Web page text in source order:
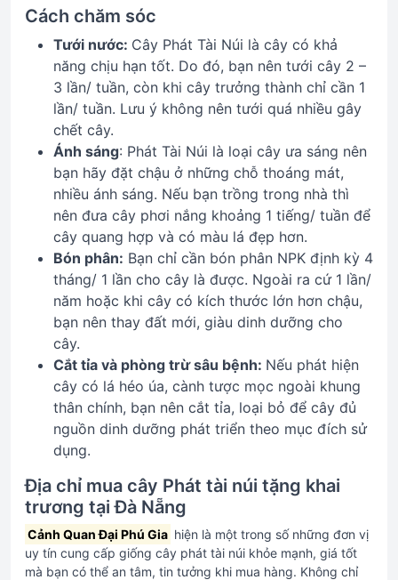
Cách chăm sóc
Tưới nước: Cây Phát Tài Núi là cây có khả
năng chịu hạn tốt. Do đó, bạn nên tưới cây 2 –
3 lần/ tuần, còn khi cây trưởng thành chỉ cần 1
lần/ tuần. Lưu ý không nên tưới quá nhiều gây
chết cây.
Ánh sáng: Phát Tài Núi là loại cây ưa sáng nên
bạn hãy đặt chậu ở những chỗ thoáng mát,
nhiều ánh sáng. Nếu bạn trồng trong nhà thì
nên đưa cây phơi nắng khoảng 1 tiếng/ tuần để
cây quang hợp và có màu lá đẹp hơn.
Bón phân: Bạn chỉ cần bón phân NPK định kỳ 4
tháng/ 1 lần cho cây là được. Ngoài ra cứ 1 lần/
năm hoặc khi cây có kích thước lớn hơn chậu,
bạn nên thay đất mới, giàu dinh dưỡng cho
cây.
Cắt tỉa và phòng trừ sâu bệnh: Nếu phát hiện
cây có lá héo úa, cành tược mọc ngoài khung
thân chính, bạn nên cắt tỉa, loại bỏ để cây đủ
nguồn dinh dưỡng phát triển theo mục đích sử
dụng.
Địa chỉ mua cây Phát tài núi tặng khai
trương tại Đà Nẵng
Cảnh Quan Đại Phú Gia hiện là một trong số những đơn vị
uy tín cung cấp giống cây phát tài núi khỏe mạnh, giá tốt
mà bạn có thể an tâm, tin tưởng khi mua hàng. Không chỉ